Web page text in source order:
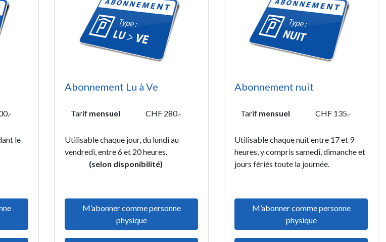
le
Abonnement Lu à Ve
Tarif mensuel CHF 280.-
Utilisable chaque jour, du lundi au
vendredi, entre 6 et 20 heures.
(selon disponibilité)
M’abonner comme personne
physique
Abonnement nuit
Tarif mensuel CHF 135.-
Utilisable chaque nuit entre 17 et 9
heures, y compris samedi, dimanche et
jours fériés toute la journée.
M’abonner comme personne
physique